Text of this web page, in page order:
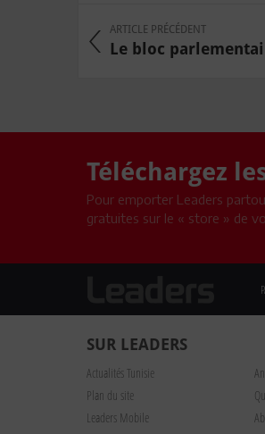
ARTICLE PRÉCÉDENT
Le bloc
Téléchargez
Pour emporter Leaders
gratuites sur le « store » de
SUR LEADERS
Actualités Tunisie
Plan du site
Leaders Mobile